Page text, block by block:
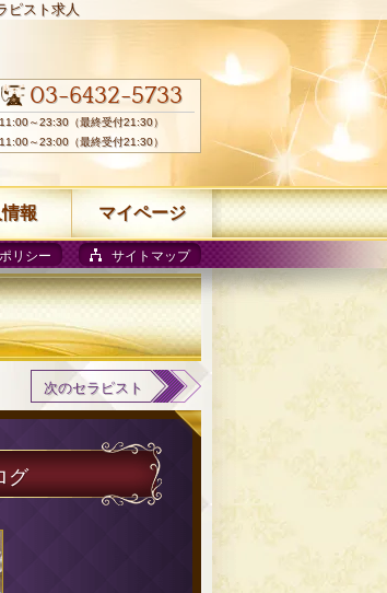
ピスト求人
リシー サイトマップ
グ
次のセラピスト
03-6432-5733
～23:30（最終受付21:30）
～23:00（最終受付21:30）
報 マイページ